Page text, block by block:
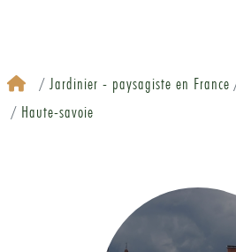
Jardinier - paysagiste en France
Haute-savoie